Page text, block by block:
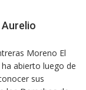
Moreno El
abierto luego de
sus